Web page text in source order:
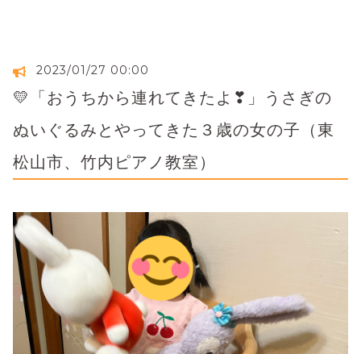
2023/01/27 00:00
💛「おうちから連れてきたよ❣」うさぎの
ぬいぐるみとやってきた３歳の女の子（東
松山市、竹内ピアノ教室）